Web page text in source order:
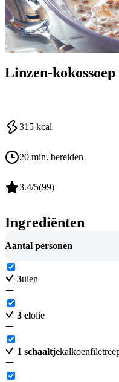
Linzen-
315 kcal
20 min. bereiden
3.4/5(99)
Ingrediënten
Aantal personen
3uien
3 elolie
1 schaaltje